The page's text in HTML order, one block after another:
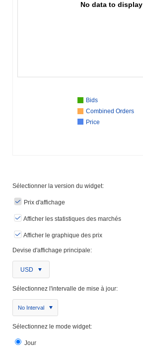
No data to display
Bids
Combined Orders
Price
Sélectionner la version du widget:
Prix ​​d'affichage
Afficher les statistiques des marchés
Afficher le graphique des prix
Devise d'affichage principale:
USD
Sélectionnez l'intervalle de mise à jour:
No Interval
Sélectionnez le mode widget:
Jour